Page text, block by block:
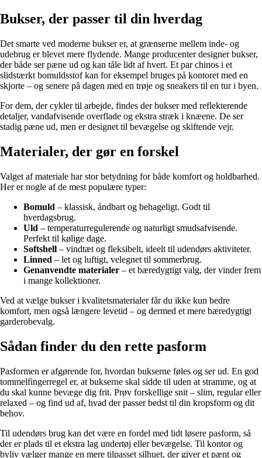
Bukser, der passer til din hverdag
Det smarte ved moderne bukser er, at grænserne mellem inde- og
udebrug er blevet mere flydende. Mange producenter designer bukser,
der både ser pæne ud og kan tåle lidt af hvert. Et par chinos i et
slidstærkt bomuldsstof kan for eksempel bruges på kontoret med en
skjorte – og senere på dagen med en trøje og sneakers til en tur i byen.
For dem, der cykler til arbejde, findes der bukser med reflekterende
detaljer, vandafvisende overflade og ekstra stræk i knæene. De ser
stadig pæne ud, men er designet til bevægelse og skiftende vejr.
Materialer, der gør en forskel
Valget af materiale har stor betydning for både komfort og holdbarhed.
Her er nogle af de mest populære typer:
Bomuld – klassisk, åndbart og behageligt. Godt til
hverdagsbrug.
Uld – temperaturregulerende og naturligt smudsafvisende.
Perfekt til kølige dage.
Softshell – vindtæt og fleksibelt, ideelt til udendørs aktiviteter.
Linned – let og luftigt, velegnet til sommerbrug.
Genanvendte materialer – et bæredygtigt valg, der vinder frem
i mange kollektioner.
Ved at vælge bukser i kvalitetsmaterialer får du ikke kun bedre
komfort, men også længere levetid – og dermed et mere bæredygtigt
garderobevalg.
Sådan finder du den rette pasform
Pasformen er afgørende for, hvordan bukserne føles og ser ud. En god
tommelfingerregel er, at bukserne skal sidde til uden at stramme, og at
du skal kunne bevæge dig frit. Prøv forskellige snit – slim, regular eller
relaxed – og find ud af, hvad der passer bedst til din kropsform og dit
behov.
Til udendørs brug kan det være en fordel med lidt løsere pasform, så
der er plads til et ekstra lag undertøj eller bevægelse. Til kontor og
byliv vælger mange en mere tilpasset silhuet, der giver et pænt og